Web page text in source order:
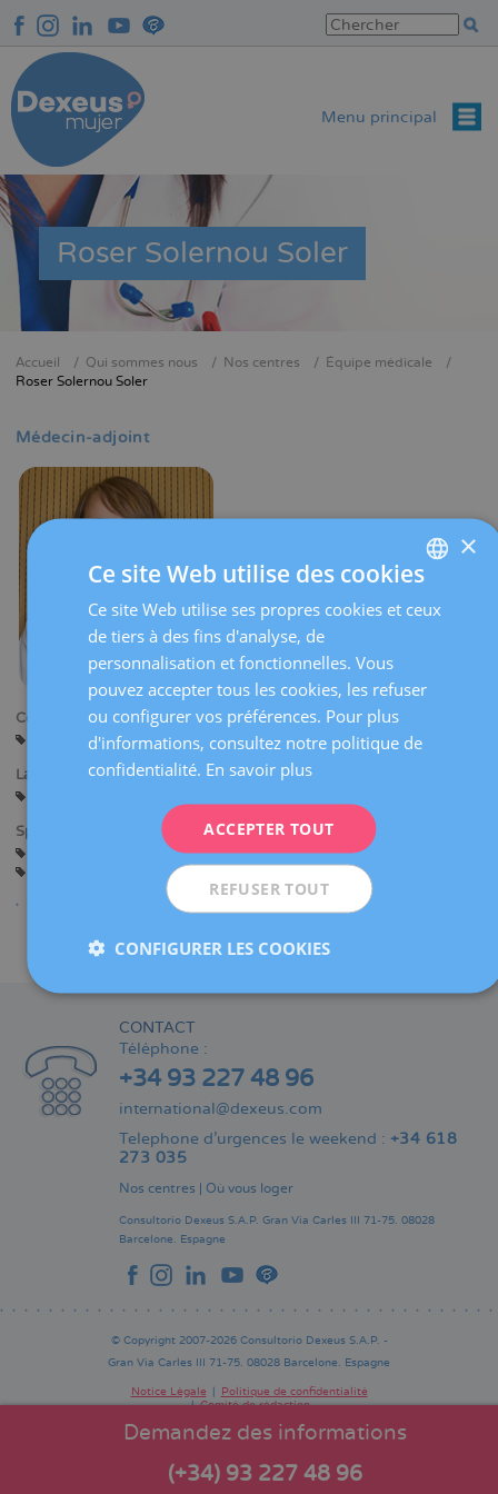
au
contenu
principal
Menu principal
Roser Solernou Soler
Fil
Accueil Qui sommes nous Nos centres
Équipe médicale
Roser Solernou Soler
Médecin-adjoint
Centres:
Barcelone
Langues:
Spécialités:
Étude Intégrée de Stérilité
Préservation de la fertilité
Techniques de Reproduction Assistée
Demandez des informations
(+34) 93 227 48 96
CONTACT
Téléphone :
+34 93 227 48 96
international@dexeus.com
Telephone d’urgences le weekend : +34 618
273 035
Nos centres | Où vous loger
Consultorio Dexeus S.A.P. Gran Via Carles III 71-75. 08028
Barcelone. Espagne
© Copyright 2007-2026 Consultorio Dexeus S.A.P. -
Gran Via Carles III 71-75. 08028 Barcelone. Espagne
Pie
Notice Légale
Politique de confidentialité
Comité de rédaction
SPANISH
×
Ce site Web utilise des cookies
Ce site Web utilise ses propres cookies et ceux
de tiers à des fins d'analyse, de
personnalisation et fonctionnelles. Vous
pouvez accepter tous les cookies, les refuser
ou configurer vos préférences. Pour plus
d'informations, consultez notre politique de
confidentialité. En savoir plus
ACCEPTER TOUT
REFUSER TOUT
CONFIGURER LES COOKIES